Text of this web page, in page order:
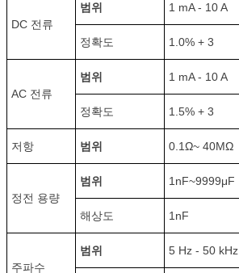
DC 전류
범위 1 mA - 10 A
정확도 1.0% + 3
AC 전류
범위 1 mA - 10 A
정확도 1.5% + 3
저항 범위 0.1Ω~ 40MΩ
정전 용량
범위 1nF~9999μF
해상도 1nF
주파수
범위 5 Hz - 50 kHz